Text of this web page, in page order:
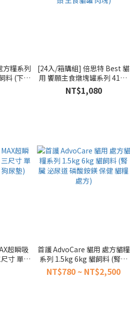
方糧系列
料 (下泌
飼料 泌
[24入/箱購組] 倍思特 Best 貓
用 饗願主食燉塊罐系列 415g
x24 大貓罐 (主食罐 貓罐頭 主
食貓罐 肉塊)
NT$1,080
超瞬吸
寸 單包
尿墊)
首護 AdvoCare 貓用 處方貓糧
系列 1.5kg 6kg 貓飼料 (腎臟
泌尿道 磷酸銨鎂 保健 貓糧 處
方)
NT$780 ~ NT$2,500